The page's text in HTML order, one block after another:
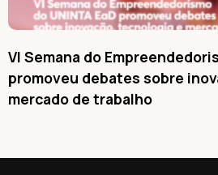
VI Semana do
promoveu debates sobre
mercado de trabalho